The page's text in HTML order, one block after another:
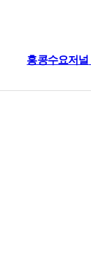
홍콩수요저널